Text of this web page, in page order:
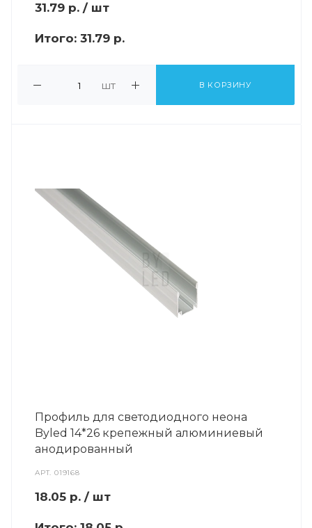
31.79 р. / шт
Итого: 31.79 р.
шт В КОРЗИНУ
Профиль для светодиодного неона
Byled 14*26 крепежный алюминиевый
анодированный
АРТ.019168
18.05 р. / шт